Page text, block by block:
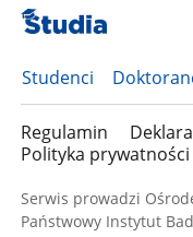
Studenci
Regulamin
Polityka
Serwis prowadzi
Państwowy Instytut